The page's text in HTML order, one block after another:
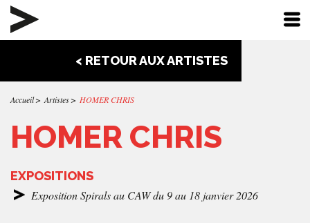
< RETOUR AUX ARTISTES
Accueil Artistes HOMER CHRIS
HOMER CHRIS
EXPOSITIONS
Exposition Spirals au CAW du 9 au 18 janvier 2026